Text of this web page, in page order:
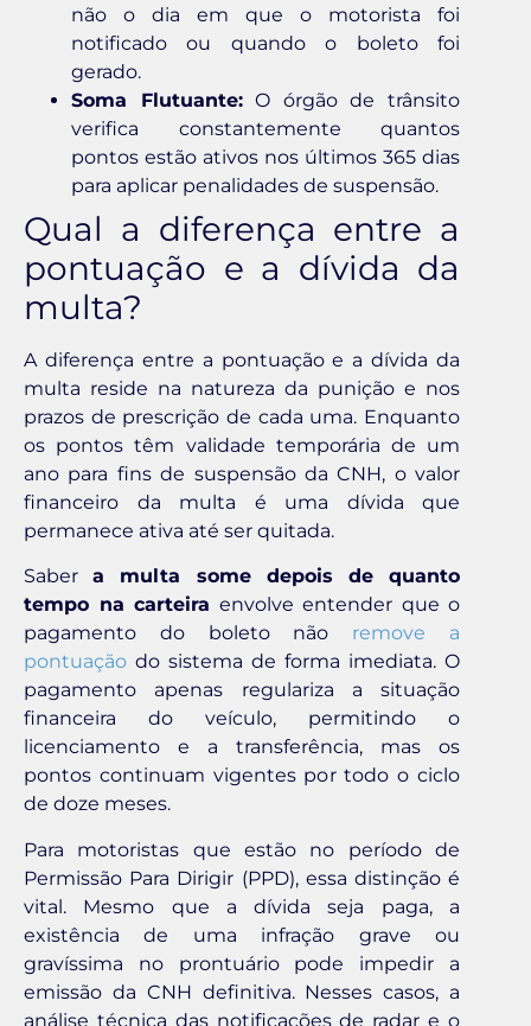
não o dia em que o motorista foi
notificado ou quando o boleto foi
gerado.
Soma Flutuante:O órgão de trânsito
verifica constantemente quantos
pontos estão ativos nos últimos 365 dias
para aplicar penalidades de suspensão.
Qual a diferença entre a
pontuação e a dívida da
multa?
A diferença entre a pontuação e a dívida da
multa reside na natureza da punição e nos
prazos de prescrição de cada uma. Enquanto
os pontos têm validade temporária de um
ano para fins de suspensão da CNH, o valor
financeiro da multa é uma dívida que
permanece ativa até ser quitada.
Sabera multa some depois de quanto
tempo na carteira envolve entender que o
pagamento do boleto não remove a
pontuação do sistema de forma imediata. O
pagamento apenas regulariza a situação
financeira do veículo, permitindo o
licenciamento e a transferência, mas os
pontos continuam vigentes por todo o ciclo
de doze meses.
Para motoristas que estão no período de
Permissão Para Dirigir (PPD), essa distinção é
vital. Mesmo que a dívida seja paga, a
existência de uma infração grave ou
gravíssima no prontuário pode impedir a
emissão da CNH definitiva. Nesses casos, a
análise técnica das notificações de radar e o